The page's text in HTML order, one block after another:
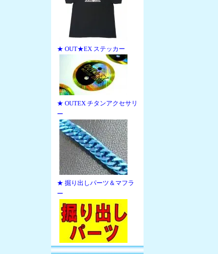
★ OUT★EX ステッカー
★ OUTEX チタンアクセサリ
ー
★ 掘り出しパーツ＆マフラ
ー